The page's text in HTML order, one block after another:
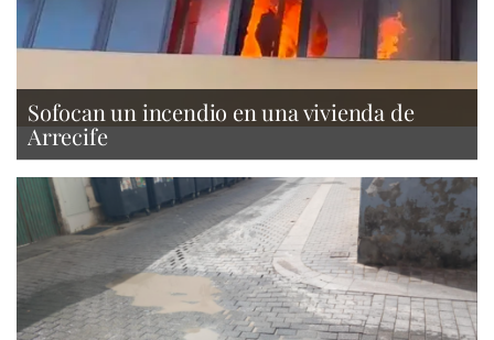
Sofocan un incendio en una vivienda de
Arrecife